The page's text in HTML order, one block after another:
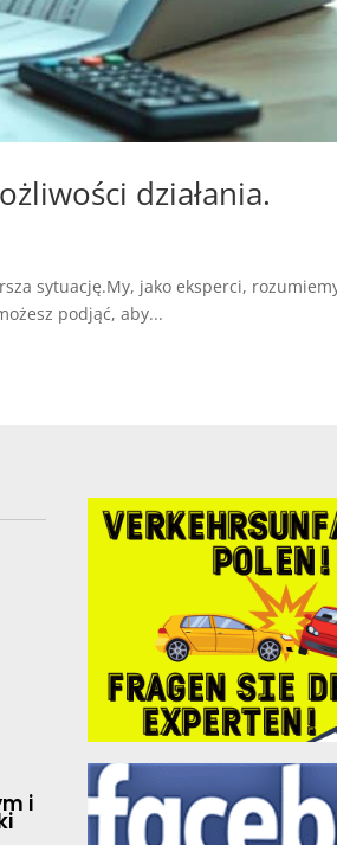
działania.
sytuację.My, jako eksperci,
podjąć, aby...
i